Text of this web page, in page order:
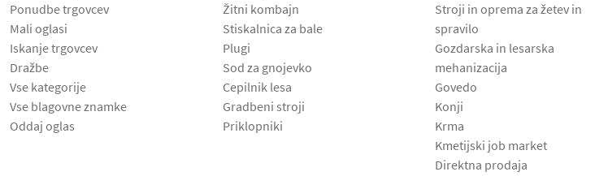
Ponudbe trgovcev
Mali oglasi
Iskanje trgovcev
Dražbe
Vse kategorije
Vse blagovne znamke
Oddaj oglas
Žitni kombajn
Stiskalnica za bale
Plugi
Sod za gnojevko
Cepilnik lesa
Gradbeni stroji
Priklopniki
Stroji in oprema za žetev in
spravilo
Gozdarska in lesarska
mehanizacija
Govedo
Konji
Krma
Kmetijski job market
Direktna prodaja